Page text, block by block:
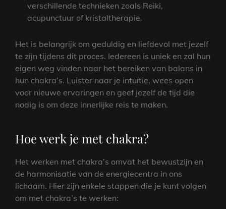
verschillende technieken zoals Reiki,
acupunctuur of kristaltherapie.
Het is belangrijk om geduldig en liefdevol met jezelf
te zijn tijdens dit proces. Iedereen is uniek en zal hun
eigen weg vinden naar het bereiken van balans in
hun chakra’s. Luister naar je intuïtie, wees open
voor nieuwe ervaringen en geef jezelf de tijd die
nodig is om deze innerlijke reis te maken.
Hoe werk je met chakra?
Het werken met chakra’s omvat het bewustzijn en
de harmonisatie van de energiecentra in ons
lichaam. Hier zijn enkele stappen die je kunt volgen
om met chakra’s te werken: